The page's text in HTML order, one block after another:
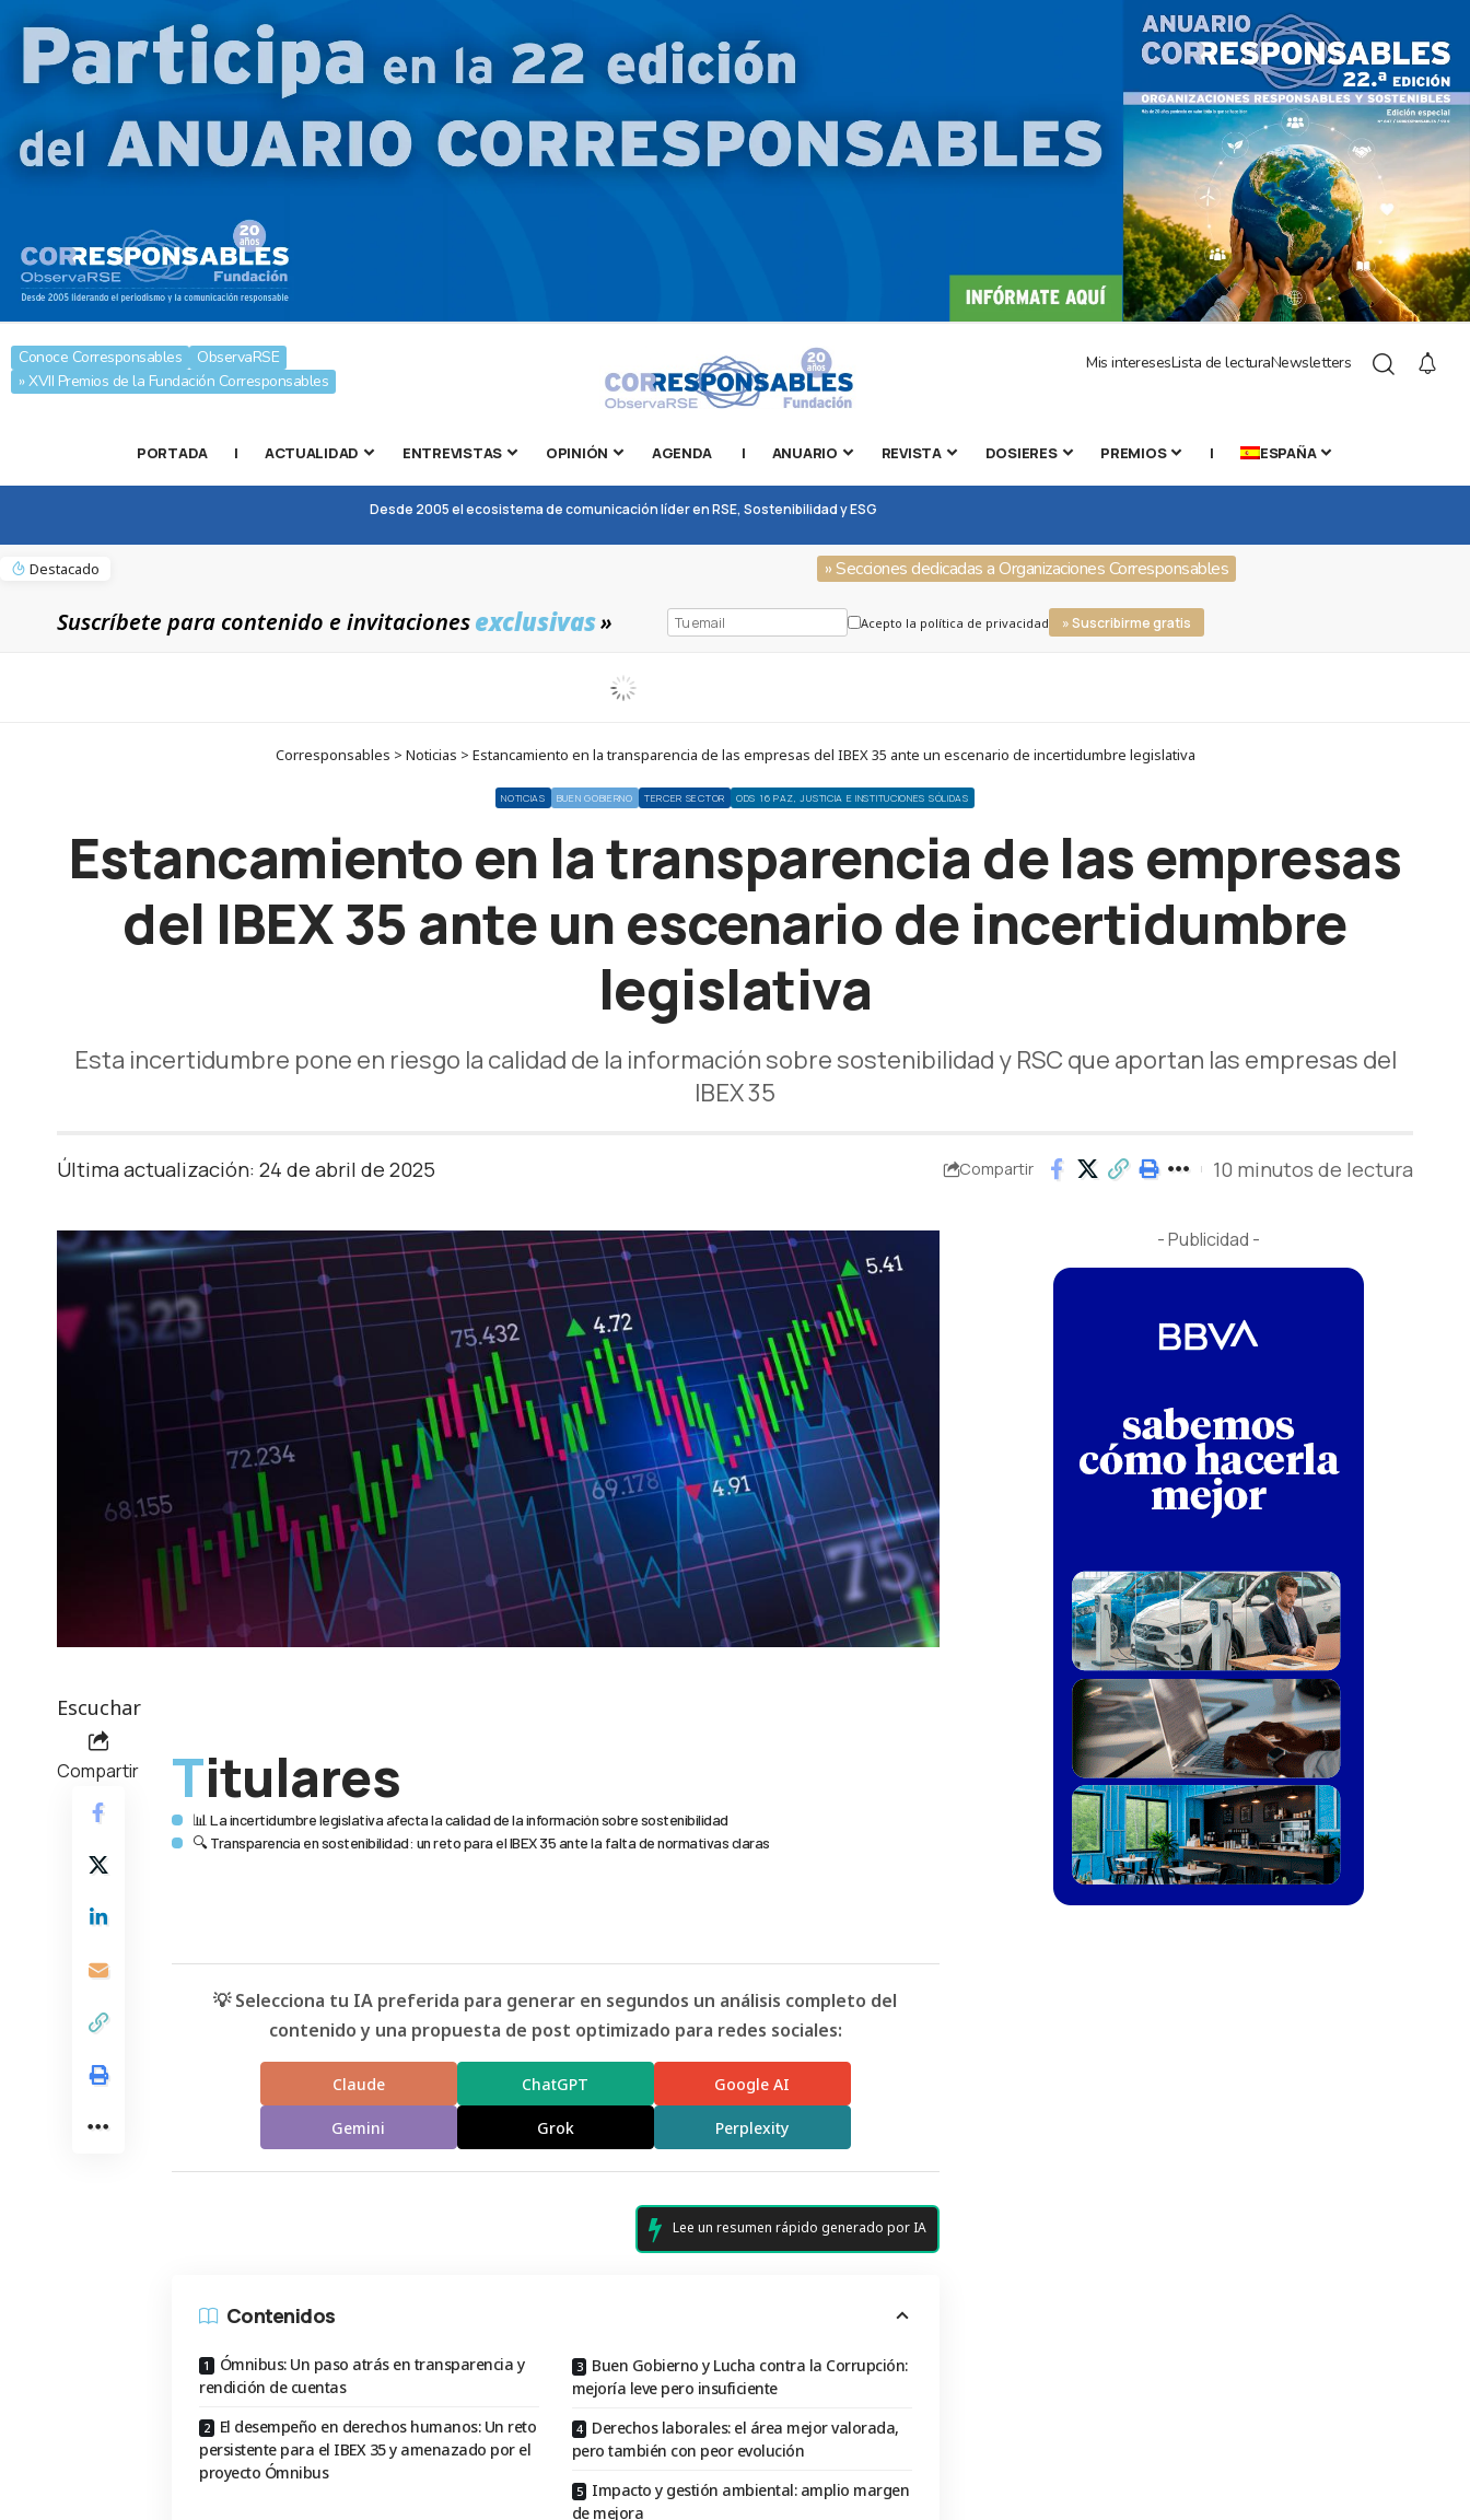
Conoce Corresponsables
ObservaRSE
» XVII Premios de la Fundación Corresponsables
Mis interesesLista de lecturaNewsletters
PORTADA | ACTUALIDAD ENTREVISTAS OPINIÓN AGENDA | ANUARIO REVISTA DOSIERES PREMIOS | ESPAÑA
Desde 2005 el ecosistema de comunicación líder en RSE, Sostenibilidad y ESG
Destacado » Secciones dedicadas a Organizaciones Corresponsables
Suscríbete para contenido e invitacionesexclusivas» Acepto la política de privacidad » Suscribirme gratis
Corresponsables > Noticias > Estancamiento en la transparencia de las empresas del IBEX 35 ante un escenario de incertidumbre legislativa
NOTICIAS BUEN GOBIERNO TERCER SECTOR ODS 16 PAZ, JUSTICIA E INSTITUCIONES SÓLIDAS
Estancamiento en la transparencia de las empresas
del IBEX 35 ante un escenario de incertidumbre
legislativa
Esta incertidumbre pone en riesgo la calidad de la información sobre sostenibilidad y RSC que aportan las empresas del
IBEX 35
Última actualización: 24 de abril de 2025 Compartir 10 minutos de lectura
Escuchar
Compartir Titulares
📊 La incertidumbre legislativa afecta la calidad de la información sobre sostenibilidad
🔍 Transparencia en sostenibilidad: un reto para el IBEX 35 ante la falta de normativas claras
💡 Selecciona tu IA preferida para generar en segundos un análisis completo del
contenido y una propuesta de post optimizado para redes sociales:
Claude ChatGPT Google AI
Gemini Grok Perplexity
Lee un resumen rápido generado por IA
Contenidos
Ómnibus: Un paso atrás en transparencia y
rendición de cuentas
El desempeño en derechos humanos: Un reto
persistente para el IBEX 35 y amenazado por el
proyecto Ómnibus
Buen Gobierno y Lucha contra la Corrupción:
mejoría leve pero insuficiente
Derechos laborales: el área mejor valorada,
pero también con peor evolución
Impacto y gestión ambiental: amplio margen
de mejora
- Publicidad -